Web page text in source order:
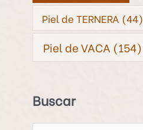
Piel de TERNERA (44)
Piel de VACA (154)
Buscar